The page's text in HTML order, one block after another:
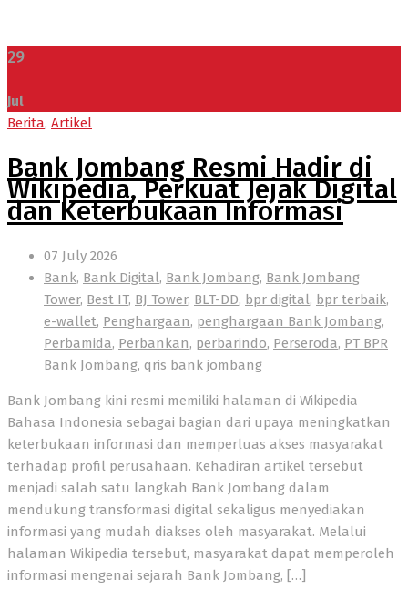
29
Jul
Berita, Artikel
Bank Jombang Resmi Hadir di
Wikipedia, Perkuat Jejak Digital
dan Keterbukaan Informasi
07 July 2026
Bank, Bank Digital, Bank Jombang, Bank Jombang
Tower, Best IT, BJ Tower, BLT-DD, bpr digital, bpr terbaik,
e-wallet, Penghargaan, penghargaan Bank Jombang,
Perbamida, Perbankan, perbarindo, Perseroda, PT BPR
Bank Jombang, qris bank jombang
Bank Jombang kini resmi memiliki halaman di Wikipedia
Bahasa Indonesia sebagai bagian dari upaya meningkatkan
keterbukaan informasi dan memperluas akses masyarakat
terhadap profil perusahaan. Kehadiran artikel tersebut
menjadi salah satu langkah Bank Jombang dalam
mendukung transformasi digital sekaligus menyediakan
informasi yang mudah diakses oleh masyarakat. Melalui
halaman Wikipedia tersebut, masyarakat dapat memperoleh
informasi mengenai sejarah Bank Jombang, […]